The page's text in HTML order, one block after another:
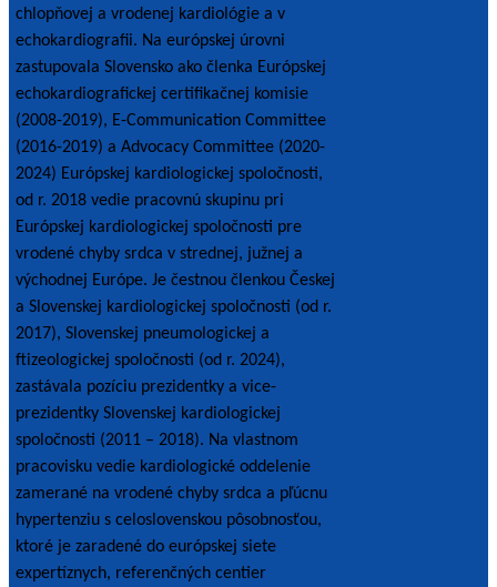
chlopňovej a vrodenej kardiológie a v
echokardiografii. Na európskej úrovni
zastupovala Slovensko ako členka Európskej
echokardiografickej certifikačnej komisie
(2008-2019), E-Communication Committee
(2016-2019) a Advocacy Committee (2020-
2024) Európskej kardiologickej spoločnosti,
od r. 2018 vedie pracovnú skupinu pri
Európskej kardiologickej spoločnosti pre
vrodené chyby srdca v strednej, južnej a
východnej Európe. Je čestnou členkou Českej
a Slovenskej kardiologickej spoločnosti (od r.
2017), Slovenskej pneumologickej a
ftizeologickej spoločnosti (od r. 2024),
zastávala pozíciu prezidentky a vice-
prezidentky Slovenskej kardiologickej
spoločnosti (2011 – 2018). Na vlastnom
pracovisku vedie kardiologické oddelenie
zamerané na vrodené chyby srdca a pľúcnu
hypertenziu s celoslovenskou pôsobnosťou,
ktoré je zaradené do európskej siete
expertíznych, referenčných centier